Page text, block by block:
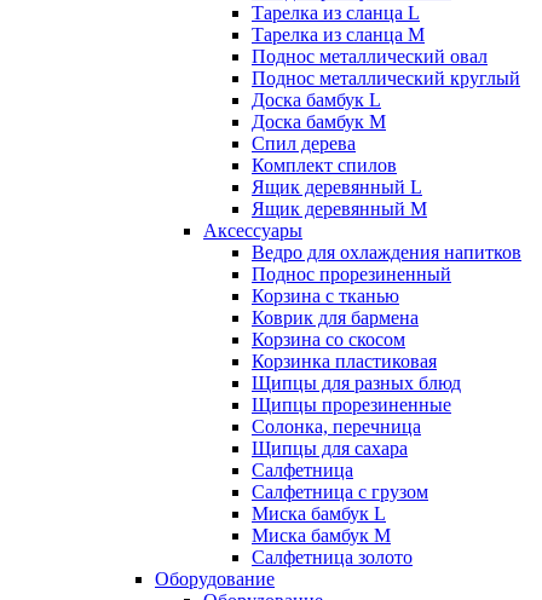
Тарелка из сланца L
Тарелка из сланца M
Поднос металлический овал
Поднос металлический круглый
Доска бамбук L
Доска бамбук M
Спил дерева
Комплект спилов
Ящик деревянный L
Ящик деревянный M
Аксессуары
Ведро для охлаждения напитков
Поднос прорезиненный
Корзина с тканью
Коврик для бармена
Корзина со скосом
Корзинка пластиковая
Щипцы для разных блюд
Щипцы прорезиненные
Солонка, перечница
Щипцы для сахара
Салфетница
Салфетница с грузом
Миска бамбук L
Миска бамбук M
Салфетница золото
Оборудование